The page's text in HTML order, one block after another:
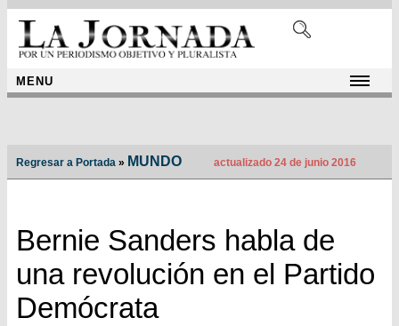
MENU
Regresar a Portada » MUNDO actualizado 24 de junio 2016
Bernie Sanders habla de
una revolución en el Partido
Demócrata